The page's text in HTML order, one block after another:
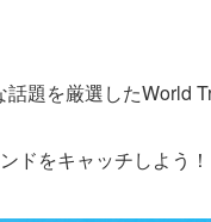
題を厳選したWorld
ドをキャッチしよう